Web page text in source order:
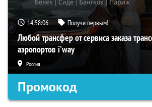
14:58:05 Получи первым!
Любой трансфер от сервиса заказа
аэропортов i'way
Россия
Промокод